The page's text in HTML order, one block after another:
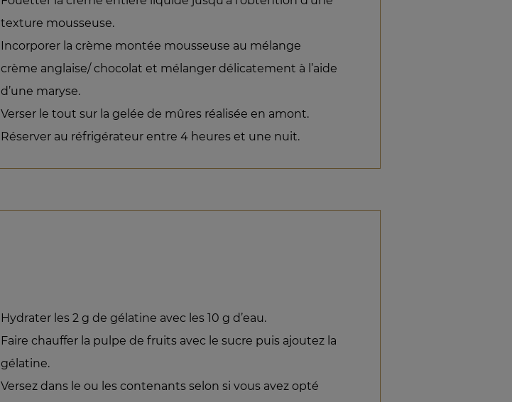
texture mousseuse.
Incorporer la crème montée mousseuse au mélange
crème anglaise/ chocolat et mélanger délicatement à l’aide
d’une maryse.
Verser le tout sur la gelée de mûres réalisée en amont.
Réserver au réfrigérateur entre 4 heures et une nuit.
Hydrater les 2 g de gélatine avec les 10 g d’eau.
Faire chauffer la pulpe de fruits avec le sucre puis ajoutez la
gélatine.
Versez dans le ou les contenants selon si vous avez opté